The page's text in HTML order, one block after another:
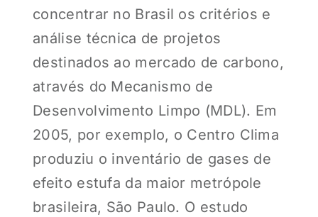
concentrar no Brasil os critérios e
análise técnica de projetos
destinados ao mercado de carbono,
através do Mecanismo de
Desenvolvimento Limpo (MDL). Em
2005, por exemplo, o Centro Clima
produziu o inventário de gases de
efeito estufa da maior metrópole
brasileira, São Paulo. O estudo